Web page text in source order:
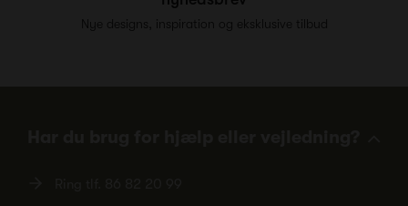
Nye designs, inspiration og eksklusive tilbud